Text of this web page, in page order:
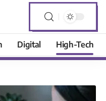
Digital High-Tech